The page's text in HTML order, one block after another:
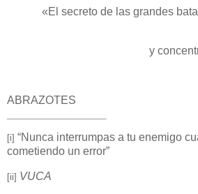
«El secreto de las grandes
y
ABRAZOTES
[i] “Nunca interrumpas a tu enemigo
cometiendo un error”
[ii] VUCA